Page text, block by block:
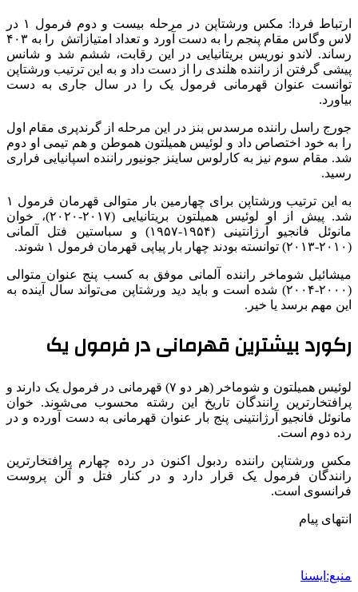
ارتباط فردا: مکس ورشتاپن در مرحله بیست و دوم فرمول ۱ در
لاس وگاس مقام پنجم را به دست آورد و تعداد امتیازاتش را به ۴۰۳
رساند. لاندو نوریس بریتانیایی در این رقابت‌، ششم شد و شانس
پیشی گرفتن از راننده هلندی را از دست داد و به این ترتیب ورشتاپن
توانست عنوان قهرمانی فرمول یک را در سال جاری به دست
بیاورد.
جورج راسل راننده مرسدس بنز در این مرحله از گرندپری مقام اول
را به خود اختصاص داد و لوئیس همیلتون هموطن و هم تیمی او دوم
شد. مقام سوم نیز به کارلوس ساینز جونیور راننده اسپانیایی فراری
رسید.
به این ترتیب ورشتاپن برای چهارمین بار متوالی قهرمان فرمول ۱
شد. پیش از او لوئیس همیلتون بریتانیایی (۲۰۱۷-۲۰۲۰)، خوان
مانوئل فانجیو آرژانتینی (۱۹۵۴-۱۹۵۷) و سباستین فتل آلمانی
(۲۰۱۰-۲۰۱۳) توانسته بودند چهار بار پیاپی قهرمان فرمول ۱ شوند.
میشائیل شوماخر راننده آلمانی موفق به کسب پنج عنوان متوالی
(۲۰۰۰-۲۰۰۴) شده است و باید دید ورشتاپن می‌تواند سال آینده به
این مهم برسد یا خیر.
رکورد بیشترین قهرمانی در فرمول یک
لوئیس همیلتون و شوماخر (هر دو ۷) قهرمانی در فرمول یک دارند و
پرافتخارترین رانندگان تاریخ این رشته محسوب می‌شوند. خوان
مانوئل فانجیو آرژانتینی پنج بار عنوان قهرمانی به دست آورده و در
رده دوم است.
مکس ورشتاپن راننده ردبول اکنون در رده چهارم پرافتخارترین
رانندگان فرمول یک قرار دارد و در کنار فتل و آلن پروست
فرانسوی است.
انتهای پیام
منبع:ایسنا